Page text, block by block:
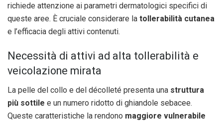
richiede attenzione ai parametri dermatologici specifici di
queste aree. È cruciale considerare la tollerabilità cutanea
e l’efficacia degli attivi contenuti.
Necessità di attivi ad alta tollerabilità e
veicolazione mirata
La pelle del collo e del décolleté presenta una struttura
più sottile e un numero ridotto di ghiandole sebacee.
Queste caratteristiche la rendono maggiore vulnerabile